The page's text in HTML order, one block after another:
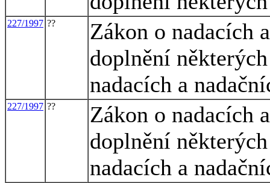
227/1997 ??
Zákon o nadacích
doplnění
nadacích a
227/1997 ??
Zákon o nadacích
doplnění
nadacích a